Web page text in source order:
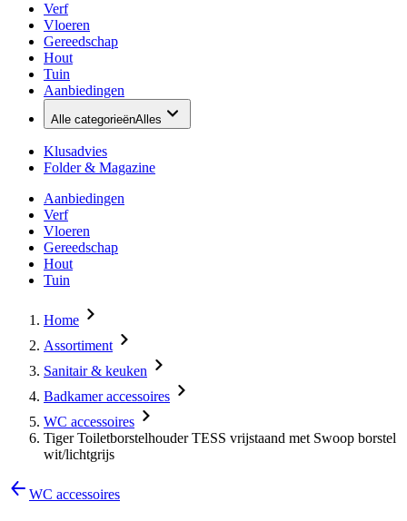
Verf
Vloeren
Gereedschap
Hout
Tuin
Aanbiedingen
Alle categorieënAlles
Klusadvies
Folder & Magazine
Aanbiedingen
Verf
Vloeren
Gereedschap
Hout
Tuin
Home
Assortiment
Sanitair & keuken
Badkamer accessoires
WC accessoires
Tiger Toiletborstelhouder TESS vrijstaand met Swoop borstel
wit/lichtgrijs
WC accessoires